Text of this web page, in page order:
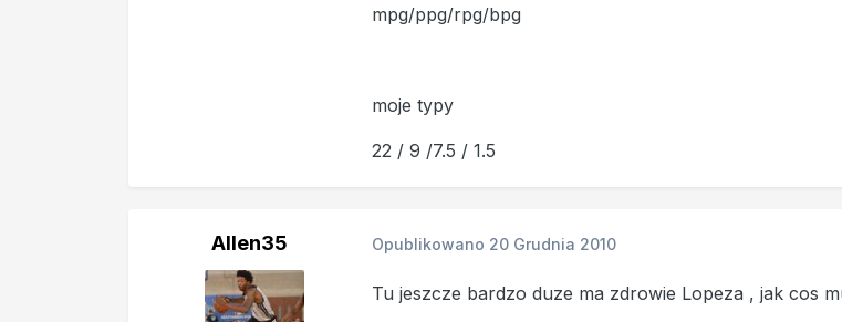
mpg/ppg/rpg/bpg
moje typy
22 / 9 /7.5 / 1.5
Allen35 Opublikowano 20 Grudnia 2010
Tu jeszcze bardzo duze ma zdrowie Lopeza , jak cos